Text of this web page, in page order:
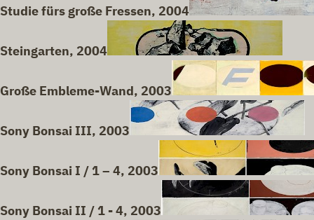
Studie fürs große Fressen, 2004
Steingarten, 2004
Große Embleme-Wand, 2003
Sony Bonsai III, 2003
Sony Bonsai I / 1 – 4, 2003
Sony Bonsai II / 1 - 4, 2003